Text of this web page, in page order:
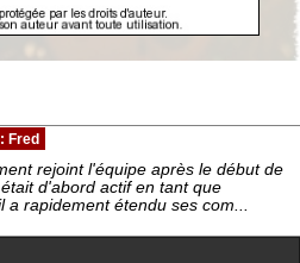
Fred
rejoint l'équipe après le début de
d'abord actif en tant que
a rapidement étendu ses com...